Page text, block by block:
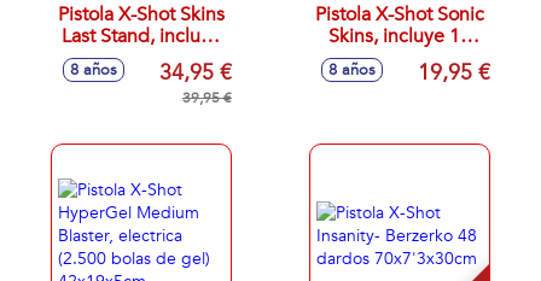
Pistola X-Shot Skins
Last Stand, incluye
16 dardos
55x22x5cm -
Modelos surtidos
8 años 34,95 €
39,95 €
Pistola X-Shot Sonic
Skins, incluye 12
dardos,
32'5x18'5x5cm -
8 años 19,95 €